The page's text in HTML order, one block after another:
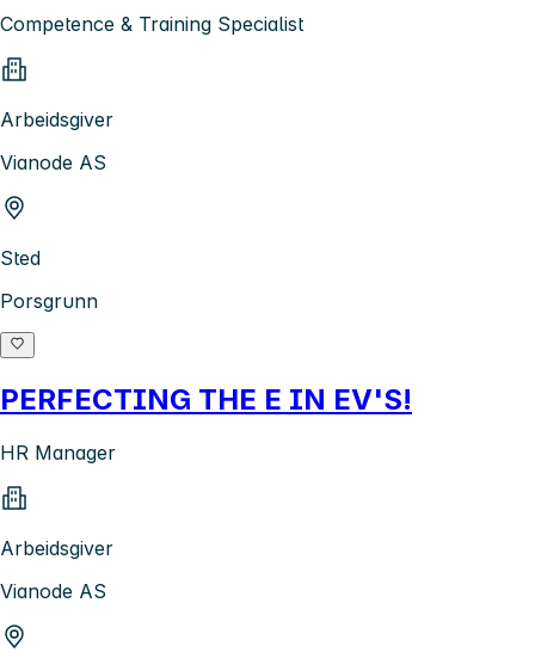
Competence & Training Specialist
Arbeidsgiver
Vianode AS
Sted
Porsgrunn
PERFECTING THE E IN EV'S!
HR Manager
Arbeidsgiver
Vianode AS